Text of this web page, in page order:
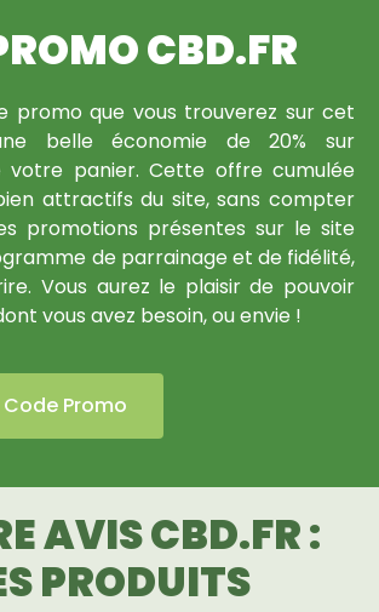
CBD.FR
promo que vous trouverez sur cet
belle économie de 20% sur
votre panier. Cette offre cumulée
attractifs du site, sans compter
promotions présentes sur le site
de parrainage et de fidélité,
Vous aurez le plaisir de pouvoir
vous avez besoin, ou envie !
Promo
AVIS CBD.FR :
PRODUITS